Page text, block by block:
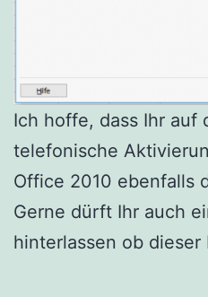
Ich hoffe, dass Ihr auf
telefonische
Office 2010 ebenfalls
Gerne dürft Ihr auch
hinterlassen ob